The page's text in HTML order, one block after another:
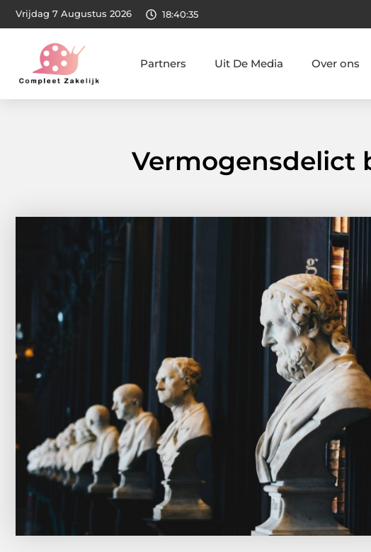
Vrijdag 7 Augustus 2026 18:40:37
Partners Uit De Media Over ons
Vermogensdelict